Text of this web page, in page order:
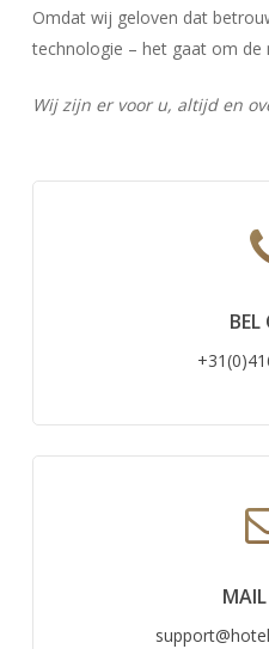
Omdat wij geloven dat
technologie – het gaat om de
Wij zijn er voor u, altijd en
BEL